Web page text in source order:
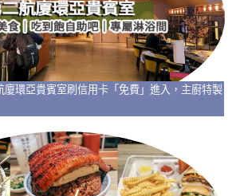
廈環亞貴賓室刷信用卡「免費」進入，主廚特製